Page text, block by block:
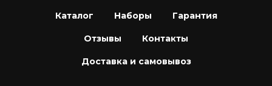
Каталог Наборы Гарантия
Отзывы Контакты
Доставка и самовывоз